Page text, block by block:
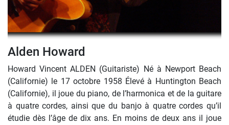
Alden Howard
Howard Vincent ALDEN (Guitariste) Né à Newport Beach
(Californie) le 17 octobre 1958 Élevé à Huntington Beach
(Californie), il joue du piano, de l’harmonica et de la guitare
à quatre cordes, ainsi que du banjo à quatre cordes qu’il
étudie dès l’âge de dix ans. En moins de deux ans il joue